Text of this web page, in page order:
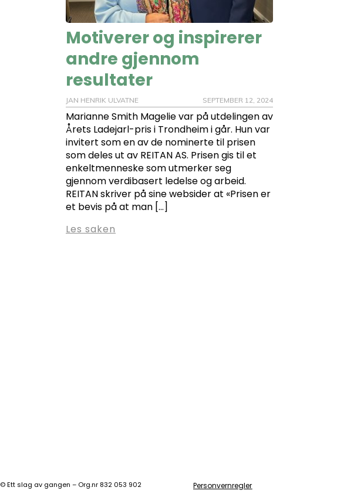
Motiverer og inspirerer
andre gjennom
resultater
JAN HENRIK ULVATNE SEPTEMBER 12, 2024
Marianne Smith Magelie var på utdelingen av
Årets Ladejarl-pris i Trondheim i går. Hun var
invitert som en av de nominerte til prisen
som deles ut av REITAN AS. Prisen gis til et
enkeltmenneske som utmerker seg
gjennom verdibasert ledelse og arbeid.
REITAN skriver på sine websider at «Prisen er
et bevis på at man […]
Les saken
©Ett slag av gangen – Org.nr 832 053 902 Personvernregler